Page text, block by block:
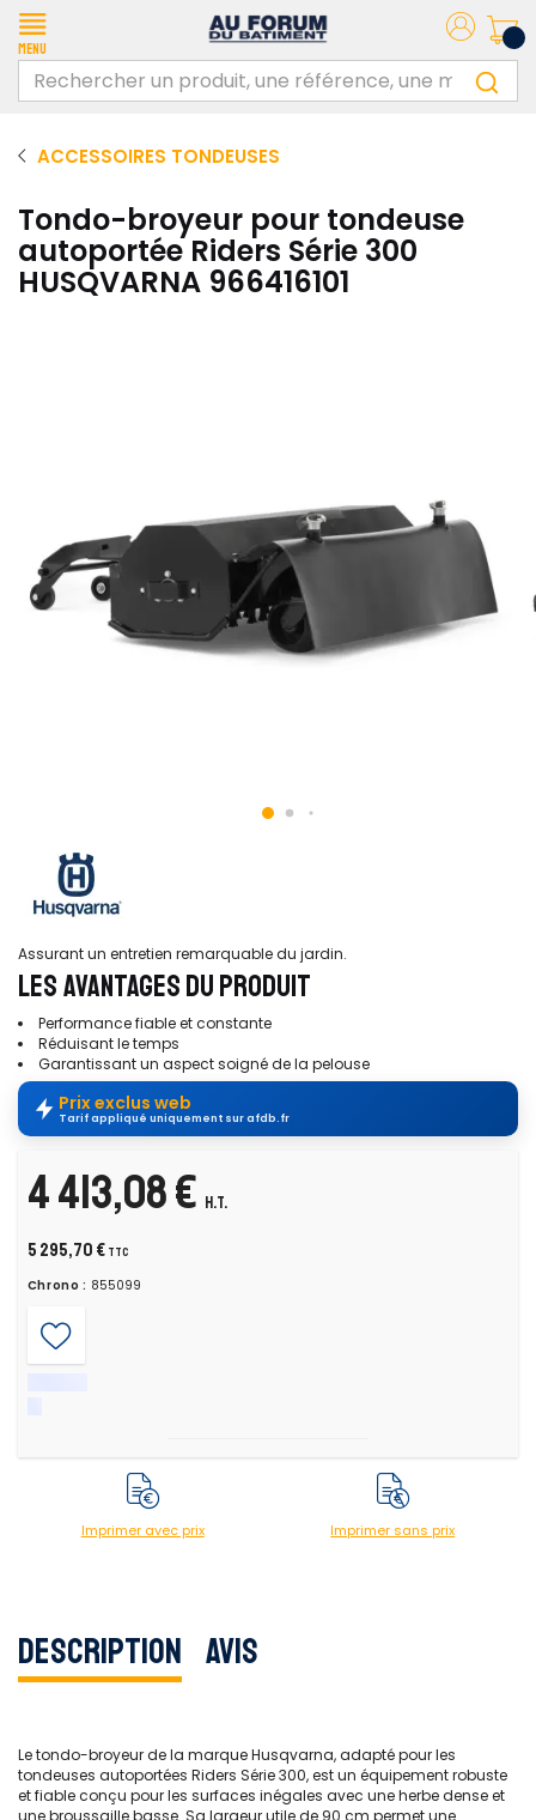
Menu
ACCESSOIRES TONDEUSES
Tondo-broyeur pour tondeuse
autoportée Riders Série 300
HUSQVARNA 966416101
Assurant un entretien remarquable du jardin.
LES AVANTAGES DU PRODUIT
Performance fiable et constante
Réduisant le temps
Garantissant un aspect soigné de la pelouse
Prix exclus web
Tarif appliqué uniquement sur afdb.fr
4 413,08 € H.T.
5 295,70 € TTC
Chrono : 855099
Imprimer avec prix Imprimer sans prix
Description Avis
Le tondo-broyeur de la marque Husqvarna, adapté pour les
tondeuses autoportées Riders Série 300, est un équipement robuste
et fiable conçu pour les surfaces inégales avec une herbe dense et
une broussaille basse. Sa largeur utile de 90 cm permet une